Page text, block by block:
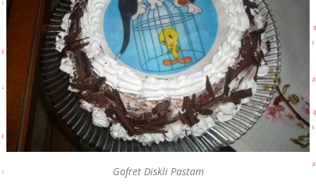
Gofret Diskli Pastam